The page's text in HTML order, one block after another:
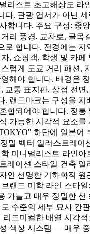
리스트 초고해상도 라
다. 관광 엽서가 아닌
합니다. 주요 구성: 중
리 풍경, 교차로, 골목
로 합니다. 전경에는 지
, 쇼핑객, 학생 및 카페
럽게 도쿄 거리 패션,
해야 합니다. 배경은
교통 표지판, 상점 전면,
. 랜드마크는 구성을 지
합되어야 합니다. 정통
가능한 시각적 요소를
하단에 일본어
밀 벡터 일러스트레이
미니멀리스트 라인아
레이션 스타일 건축 일
인 선명한 기하학적 원
랜드 미학 라인 스타
가늘고 매우 정밀한 선
수준의 세부 묘사 간
리드미컬한 배열 시각
색상 시스템 — 매우 중